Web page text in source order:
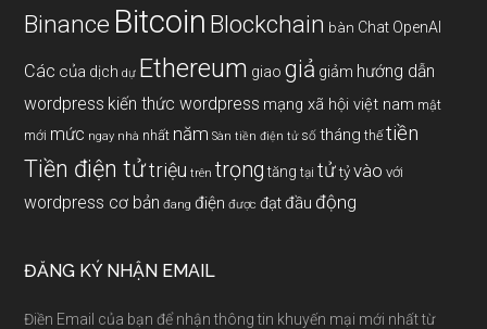
Binance Bitcoin Blockchain bàn Chat OpenAI
Các của dịch dự Ethereum giao giả giảm hướng dẫn
wordpress kiến thức wordpress mạng xã hội việt nam mật
mới mức ngay nhà nhất năm Sàn tiền điện tử số tháng thế tiền
Tiền điện tửtriệu trên trọng tăng tại tử tỷ vào với
wordpress cơ bản đang điện được đạtđầu động
ĐĂNG KÝ NHẬN EMAIL
Điền Email của bạn để nhận thông tin khuyến mại mới nhất từ